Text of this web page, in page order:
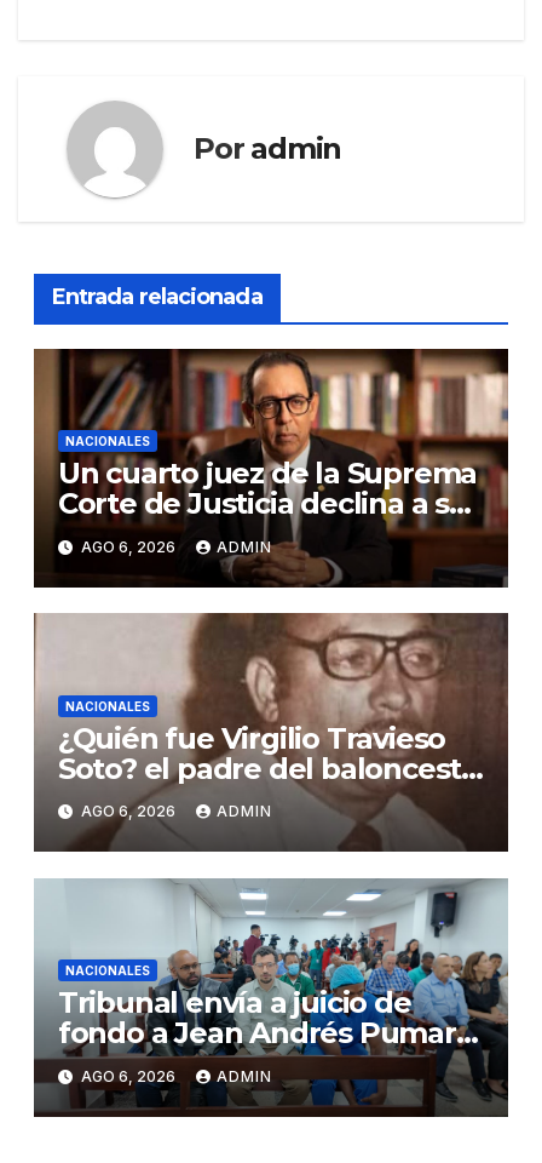
Por admin
Entrada relacionada
NACIONALES
Un cuarto juez de la Suprema
Corte de Justicia declina a ser
evaluado por el CNM
AGO 6, 2026 ADMIN
NACIONALES
¿Quién fue Virgilio Travieso
Soto? el padre del baloncesto
dominicano
AGO 6, 2026 ADMIN
NACIONALES
Tribunal envía a juicio de
fondo a Jean Andrés Pumarol
y tres meses de prisión
preventiva
AGO 6, 2026 ADMIN